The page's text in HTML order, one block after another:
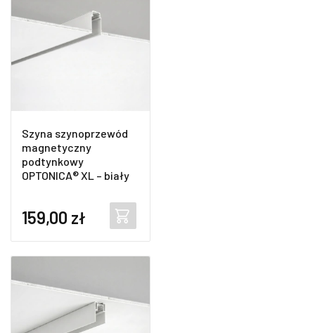
Szyna szynoprzewód
magnetyczny
podtynkowy
OPTONICA® XL – biały
159,00 zł